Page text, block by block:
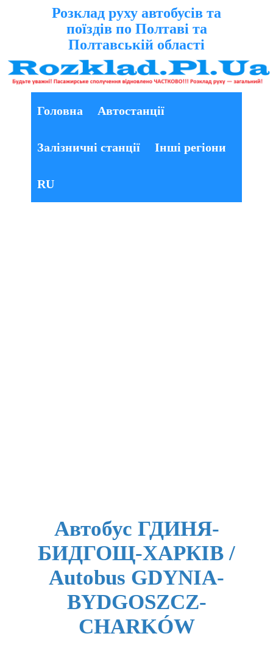
Розклад руху автобусів та
поїздів по Полтаві та
Полтавській області
Головна Автостанції
Залізничні станції Інші регіони
RU
Автобус ГДИНЯ-
БИДГОЩ-ХАРКІВ /
Autobus GDYNIA-
BYDGOSZCZ-
CHARKÓW